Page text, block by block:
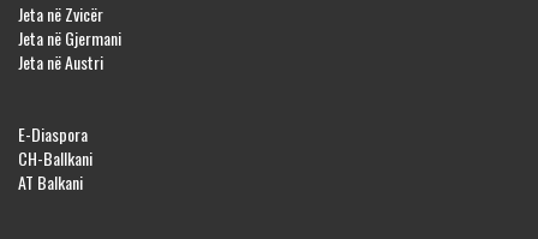
Jeta në Zvicër
Jeta në Gjermani
Jeta në Austri
E-Diaspora
CH-Ballkani
AT Balkani